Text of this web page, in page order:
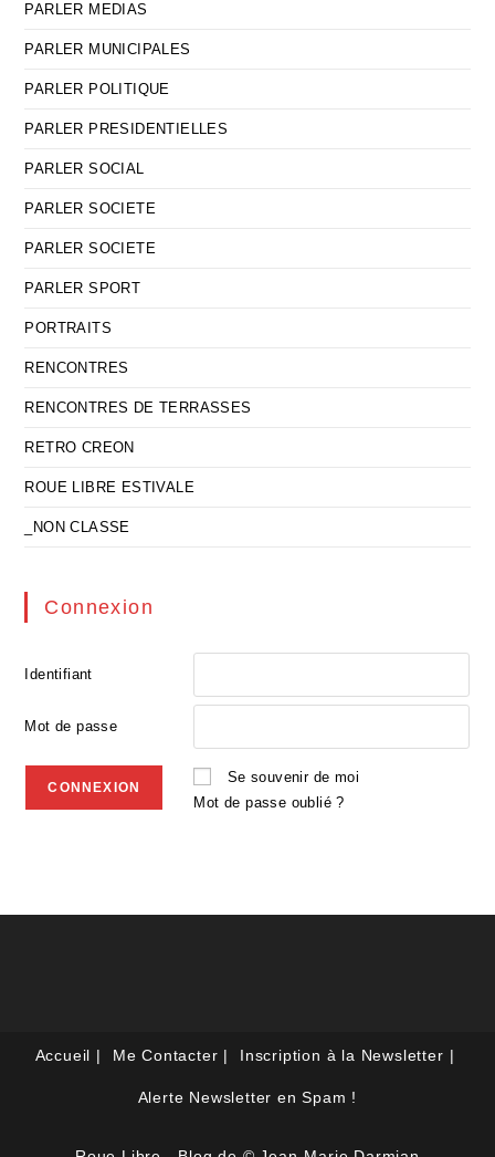
PARLER MEDIAS
PARLER MUNICIPALES
PARLER POLITIQUE
PARLER PRESIDENTIELLES
PARLER SOCIAL
PARLER SOCIETE
PARLER SOCIETE
PARLER SPORT
PORTRAITS
RENCONTRES
RENCONTRES DE TERRASSES
RETRO CREON
ROUE LIBRE ESTIVALE
_NON CLASSE
Connexion
Identifiant
Mot de passe
Se souvenir de moi
Mot de passe oublié ?
Accueil Me Contacter Inscription à la Newsletter
Alerte Newsletter en Spam !